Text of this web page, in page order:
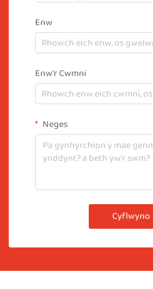
Enw
Enw'r Cwmni
Neges
Cyflwyno